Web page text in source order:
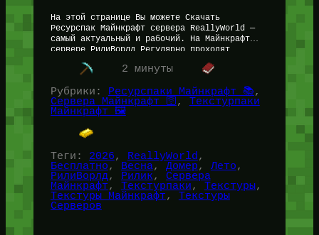
На этой странице Вы можете Скачать
Ресурспак Майнкрафт сервера ReallyWorld —
самый актуальный и рабочий. На Майнкрафт
сервере РилиВорлд Регулярно проходят
обновления — и ресурспак меняется, а старые
текстуры Рилика…2 минуты
Рубрики: Ресурспаки Майнкрафт 📚
Сервера Майнкрафт 🛜 , Текстурпаки
Майнкрафт 🖼️
Теги: 2026, ReallyWorld
Бесплатно, Весна, Домер, Лето
РилиВорлд, Рилик, Сервера
Майнкрафт, Текстурпаки, Текстуры
Текстуры Майнкрафт, Текстуры
Серверов